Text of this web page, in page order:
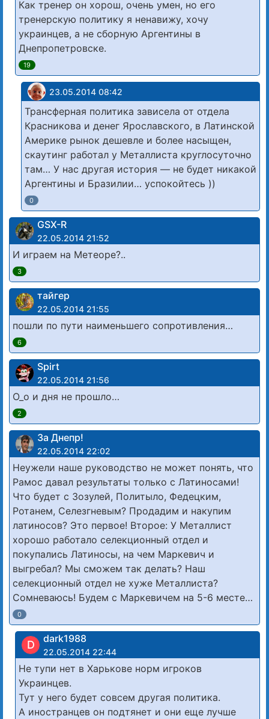
Как тренер он хорош, очень умен, но его
тренерскую политику я ненавижу, хочу
украинцев, а не сборную Аргентины в
Днепропетровске.
19
23.05.2014 08:42
Трансферная политика зависела от отдела
Красникова и денег Ярославского, в Латинской
Америке рынок дешевле и более насыщен,
скаутинг работал у Металлиста круглосуточно
там… У нас другая история — не будет никакой
Аргентины и Бразилии… успокойтесь ))
0
GSX-R
22.05.2014 21:52
И играем на Метеоре?..
3
тайгер
22.05.2014 21:55
пошли по пути наименьшего сопротивления…
6
Spirt
22.05.2014 21:56
О_о и дня не прошло…
2
За Днепр!
22.05.2014 22:02
Неужели наше руководство не может понять, что
Рамос давал результаты только с Латиносами!
Что будет с Зозулей, Политыло, Федецким,
Ротанем, Селезгневым? Продадим и накупим
латиносов? Это первое! Второе: У Металлист
хорошо работало селекционный отдел и
покупались Латиносы, на чем Маркевич и
выгребал? Мы сможем так делать? Наш
селекционный отдел не хуже Металлиста?
Сомневаюсь! Будем с Маркевичем на 5-6 месте…
0
D dark1988
22.05.2014 22:44
Не тупи нет в Харькове норм игроков
Украинцев.
Тут у него будет совсем другая политика.
А иностранцев он подтянет и они еще лучше